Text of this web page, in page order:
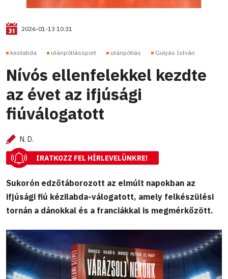
2026-01-13 10:31
kezilabda utánpótlássport utánpótlás Gulyás István
Nívós ellenfelekkel kezdte
az évet az ifjúsági
fiúválogatott
N. D.
IRATKOZZ FEL HÍRLEVELÜNKRE!
Sukorón edzőtáborozott az elmúlt napokban az
ifjúsági fiú kézilabda-válogatott, amely felkészülési
tornán a dánokkal és a franciákkal is megmérkőzött.